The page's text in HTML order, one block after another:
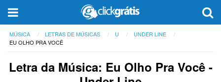
MÚSICA LETRAS DE MÚSICAS U
UNDER LINE
EU OLHO PRA VOCÊ
Letra da Música: Eu Olho Pra Você -